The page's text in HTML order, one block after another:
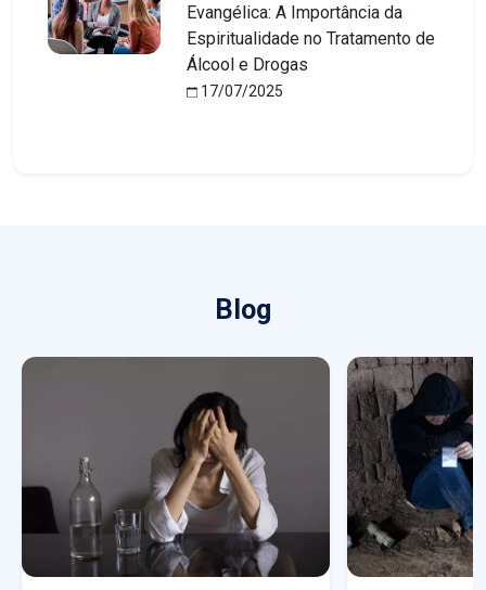
Evangélica: A Importância da
Espiritualidade no Tratamento de
Álcool e Drogas
17/07/2025
Blog